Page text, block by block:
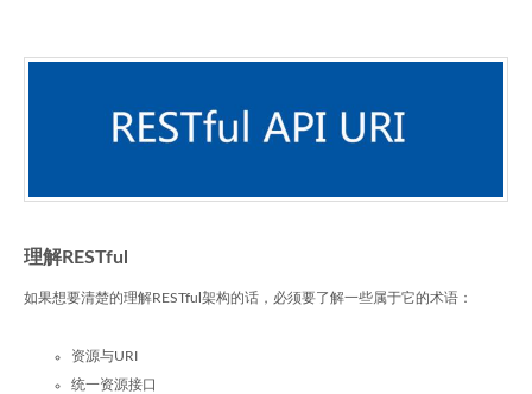
理解RESTful
如果想要清楚的理解RESTful架构的话，必须要了解一些属于它的术语：
资源与URI
统一资源接口